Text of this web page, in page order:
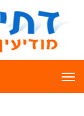
תפריט